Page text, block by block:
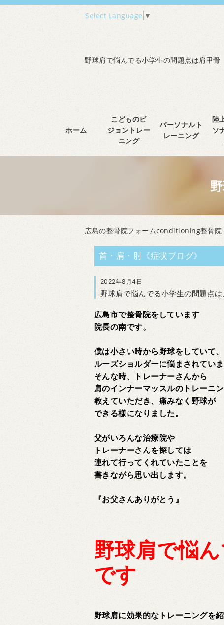
Select Language ▼
野球肩で悩んでる小学生の問題点は肩甲骨
ホーム
こどものビ
ジョントレー
ニング
パーソナルト
レーニング
陸
ソ
広島の整骨院フォームconditioning整骨院
首・肩・肘《症状ブログ》
2022年8月4日
野球肩で悩んでる小学生の問題点
広島市で整骨院をしています
院長の南です。
僕は小さい時から野球をしていて、
ルーズショルダーに悩まされていま
そんな時、トレーナーさんから
肩のインナーマッスルのトレーニ
教えていただき、痛みなく野球が
できる様になりました。
父がいろんな治療院や
トレーナーさんを探しては
連れて行ってくれていたことを
書きながら思い出します。
『お父さんありがとう』
野球肩で悩
です
野球肩に効果的なトレーニングを紹